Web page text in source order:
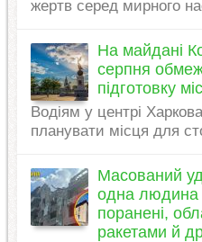
жертв серед мирного
На майдані
серпня
підготовку
Водіям у центрі
планувати місця для
Масований
одна людина
поранені,
ракетами й